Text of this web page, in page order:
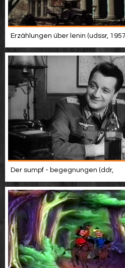
Erzählungen über lenin (udssr,
Der sumpf - begegnungen (ddr,